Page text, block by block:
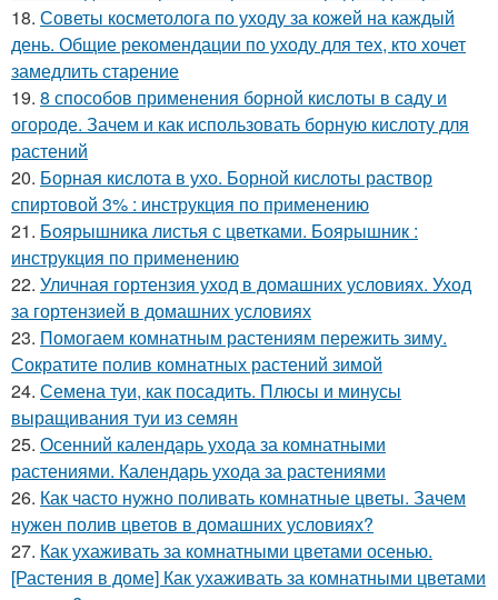
18. Советы косметолога по уходу за кожей на каждый
день. Общие рекомендации по уходу для тех, кто хочет
замедлить старение
19. 8 способов применения борной кислоты в саду и
огороде. Зачем и как использовать борную кислоту для
растений
20. Борная кислота в ухо. Борной кислоты раствор
спиртовой 3% : инструкция по применению
21. Боярышника листья с цветками. Боярышник :
инструкция по применению
22. Уличная гортензия уход в домашних условиях. Уход
за гортензией в домашних условиях
23. Помогаем комнатным растениям пережить зиму.
Сократите полив комнатных растений зимой
24. Семена туи, как посадить. Плюсы и минусы
выращивания туи из семян
25. Осенний календарь ухода за комнатными
растениями. Календарь ухода за растениями
26. Как часто нужно поливать комнатные цветы. Зачем
нужен полив цветов в домашних условиях?
27. Как ухаживать за комнатными цветами осенью.
[Растения в доме] Как ухаживать за комнатными цветами